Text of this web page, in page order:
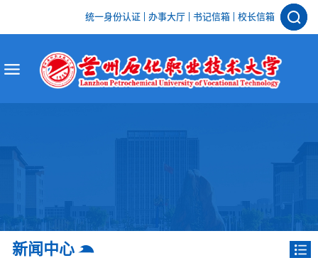
统一身份认证 办事大厅 书记信箱 校长信箱
新闻中心